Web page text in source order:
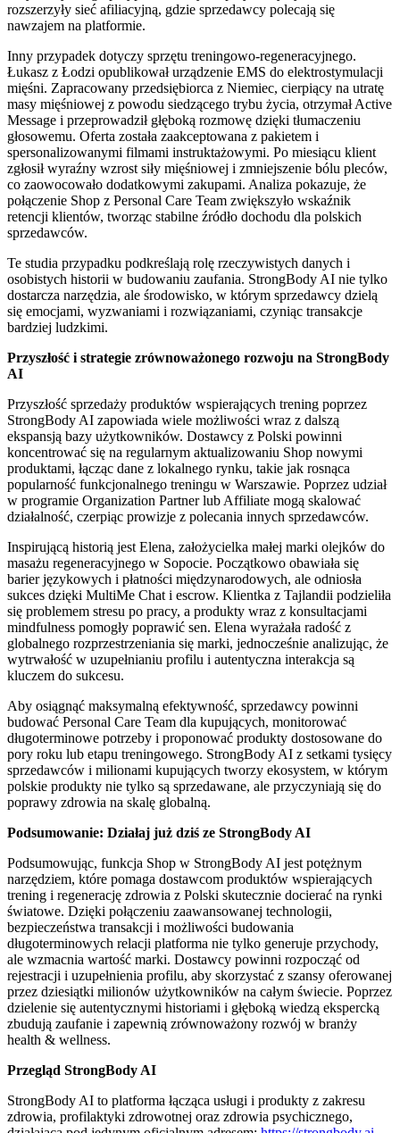
rozszerzyły sieć afiliacyjną, gdzie sprzedawcy polecają się
nawzajem na platformie.
Inny przypadek dotyczy sprzętu treningowo-regeneracyjnego.
Łukasz z Łodzi opublikował urządzenie EMS do elektrostymulacji
mięśni. Zapracowany przedsiębiorca z Niemiec, cierpiący na utratę
masy mięśniowej z powodu siedzącego trybu życia, otrzymał Active
Message i przeprowadził głęboką rozmowę dzięki tłumaczeniu
głosowemu. Oferta została zaakceptowana z pakietem i
spersonalizowanymi filmami instruktażowymi. Po miesiącu klient
zgłosił wyraźny wzrost siły mięśniowej i zmniejszenie bólu pleców,
co zaowocowało dodatkowymi zakupami. Analiza pokazuje, że
połączenie Shop z Personal Care Team zwiększyło wskaźnik
retencji klientów, tworząc stabilne źródło dochodu dla polskich
sprzedawców.
Te studia przypadku podkreślają rolę rzeczywistych danych i
osobistych historii w budowaniu zaufania. StrongBody AI nie tylko
dostarcza narzędzia, ale środowisko, w którym sprzedawcy dzielą
się emocjami, wyzwaniami i rozwiązaniami, czyniąc transakcje
bardziej ludzkimi.
Przyszłość i strategie zrównoważonego rozwoju na StrongBody
AI
Przyszłość sprzedaży produktów wspierających trening poprzez
StrongBody AI zapowiada wiele możliwości wraz z dalszą
ekspansją bazy użytkowników. Dostawcy z Polski powinni
koncentrować się na regularnym aktualizowaniu Shop nowymi
produktami, łącząc dane z lokalnego rynku, takie jak rosnąca
popularność funkcjonalnego treningu w Warszawie. Poprzez udział
w programie Organization Partner lub Affiliate mogą skalować
działalność, czerpiąc prowizje z polecania innych sprzedawców.
Inspirującą historią jest Elena, założycielka małej marki olejków do
masażu regeneracyjnego w Sopocie. Początkowo obawiała się
barier językowych i płatności międzynarodowych, ale odniosła
sukces dzięki MultiMe Chat i escrow. Klientka z Tajlandii podzieliła
się problemem stresu po pracy, a produkty wraz z konsultacjami
mindfulness pomogły poprawić sen. Elena wyrażała radość z
globalnego rozprzestrzeniania się marki, jednocześnie analizując, że
wytrwałość w uzupełnianiu profilu i autentyczna interakcja są
kluczem do sukcesu.
Aby osiągnąć maksymalną efektywność, sprzedawcy powinni
budować Personal Care Team dla kupujących, monitorować
długoterminowe potrzeby i proponować produkty dostosowane do
pory roku lub etapu treningowego. StrongBody AI z setkami tysięcy
sprzedawców i milionami kupujących tworzy ekosystem, w którym
polskie produkty nie tylko są sprzedawane, ale przyczyniają się do
poprawy zdrowia na skalę globalną.
Podsumowanie: Działaj już dziś ze StrongBody AI
Podsumowując, funkcja Shop w StrongBody AI jest potężnym
narzędziem, które pomaga dostawcom produktów wspierających
trening i regenerację zdrowia z Polski skutecznie docierać na rynki
światowe. Dzięki połączeniu zaawansowanej technologii,
bezpieczeństwa transakcji i możliwości budowania
długoterminowych relacji platforma nie tylko generuje przychody,
ale wzmacnia wartość marki. Dostawcy powinni rozpocząć od
rejestracji i uzupełnienia profilu, aby skorzystać z szansy oferowanej
przez dziesiątki milionów użytkowników na całym świecie. Poprzez
dzielenie się autentycznymi historiami i głęboką wiedzą ekspercką
zbudują zaufanie i zapewnią zrównoważony rozwój w branży
health & wellness.
Przegląd StrongBody AI
StrongBody AI to platforma łącząca usługi i produkty z zakresu
zdrowia, profilaktyki zdrowotnej oraz zdrowia psychicznego,